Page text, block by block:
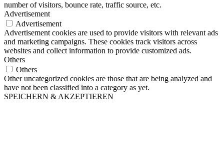
number of visitors, bounce rate, traffic source, etc.
Advertisement
Advertisement
Advertisement cookies are used to provide visitors with relevant ads
and marketing campaigns. These cookies track visitors across
websites and collect information to provide customized ads.
Others
Others
Other uncategorized cookies are those that are being analyzed and
have not been classified into a category as yet.
SPEICHERN & AKZEPTIEREN